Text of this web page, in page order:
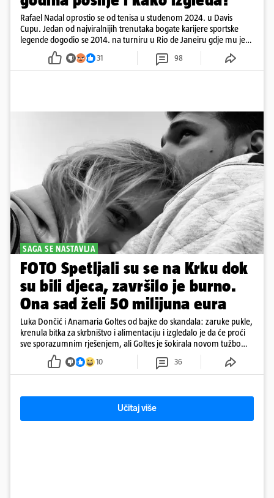
Rafael Nadal oprostio se od tenisa u studenom 2024. u Davis
Cupu. Jedan od najviralnijih trenutaka bogate karijere sportske
legende dogodio se 2014. na turniru u Rio de Janeiru gdje mu je
pažnju odvlačila ljepotica iza klupe
31 98
SAGA SE NASTAVLJA
FOTO Spetljali su se na Krku dok
su bili djeca, završilo je burno.
Ona sad želi 50 milijuna eura
Luka Dončić i Anamaria Goltes od bajke do skandala: zaruke pukle,
krenula bitka za skrbništvo i alimentaciju i izgledalo je da će proći
sve sporazumnim rješenjem, ali Goltes je šokirala novom tužbom
u Sloveniji
10 36
Učitaj više